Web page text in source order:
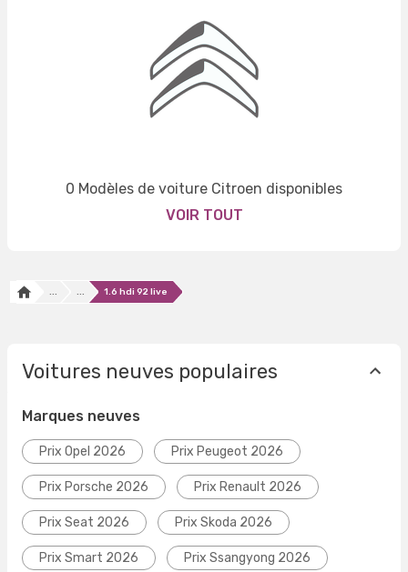
0 Modèles de voiture Citroen disponibles
VOIR TOUT
... ... 1.6 hdi 92 live
Voitures neuves populaires
Marques neuves
Prix Opel 2026 Prix Peugeot 2026
Prix Porsche 2026 Prix Renault 2026
Prix Seat 2026 Prix Skoda 2026
Prix Smart 2026 Prix Ssangyong 2026